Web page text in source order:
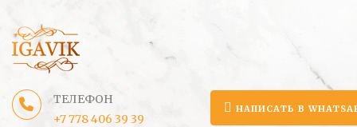
ТЕЛЕФОН
+7 778 406 39 39
НАПИСАТЬ В